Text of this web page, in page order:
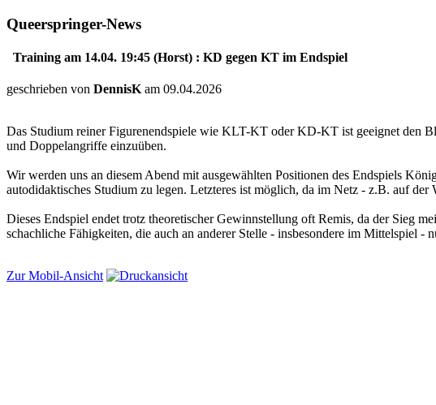
Queerspringer-News
Training am 14.04. 19:45 (Horst) : KD gegen KT im Endspiel
geschrieben von DennisK am 09.04.2026
Das Studium reiner Figurenendspiele wie KLT-KT oder KD-KT ist geeignet den
und Doppelangriffe einzuüben.
Wir werden uns an diesem Abend mit ausgewählten Positionen des Endspiels
autodidaktisches Studium zu legen. Letzteres ist möglich, da im Netz - z.B. auf der
Dieses Endspiel endet trotz theoretischer Gewinnstellung oft Remis, da der Sieg
schachliche Fähigkeiten, die auch an anderer Stelle - insbesondere im Mittelspiel -
Zur Mobil-Ansicht